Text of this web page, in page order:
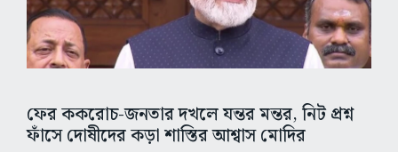
ফের ককরোচ-জনতার দখলে যন্তর মন্তর, নিট প্রশ্ন
ফাঁসে দোষীদের কড়া শাস্তির আশ্বাস মোদির